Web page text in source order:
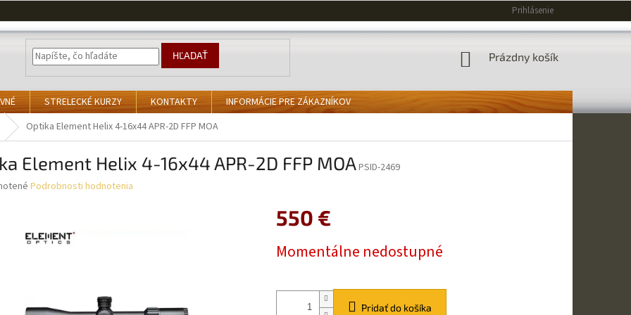
Prihlásenie
HĽADAŤ
NÁKUPNÝ
Prázdny košík
STRELECKÉ KURZY KONTAKTY
INFORMÁCIE PRE ZÁKAZNÍKOV
Optika Element Helix 4-16x44 APR-2D FFP MOA
Element Helix 4-16x44 APR-2D FFP MOAPSID-2469
Podrobnosti hodnotenia
550 €
cena:
Momentálne nedostupné
Pridať do košíka